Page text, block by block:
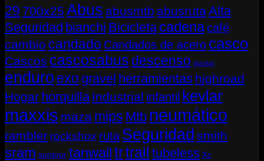
29 700x25 Abus abusmtb abusrutaAlta
Seguridad bianchi Bicicleta cadenacafé
cambio candado Candados de acero casco
Cascos cascosabus descenso durolux
enduro exo gravel herramientas highroad
Hogar horquilla Industrial infantil kevlar
maxxis maza mips Mtb neumático
rambler rockshox ruta Seguridad smith
sram suntour tanwalltrtrail tubeless Xc